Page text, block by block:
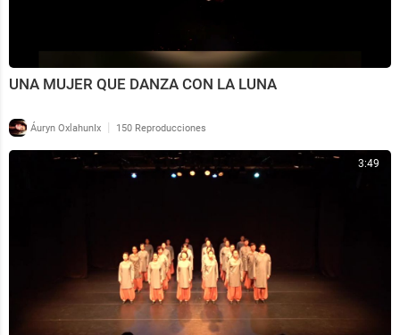
UNA MUJER QUE DANZA CON LA LUNA
Áuryn OxlahunIx | 150 Reproducciones
3:49